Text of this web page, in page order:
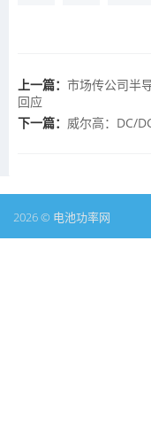
上一篇： 市场传公司半
回应
下一篇： 威尔高：DC/
2026 © 电池功率网